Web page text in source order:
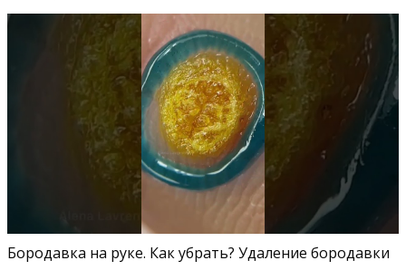
Бородавка на руке. Как убрать? Удаление бородавки